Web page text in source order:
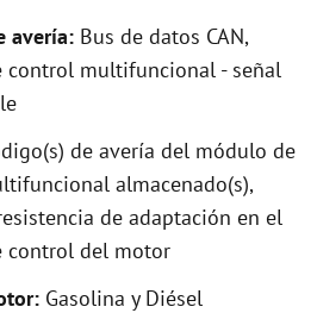
avería: Bus de datos CAN,
control multifuncional - señal
de avería del módulo de
almacenado(s),
de adaptación en el
control del motor
Gasolina y Diésel